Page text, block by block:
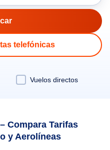
telefónicas
Vuelos directos
Compara Tarifas
y Aerolíneas